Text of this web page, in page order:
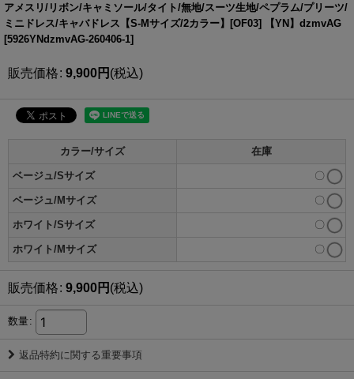
アメスリ/リボン/キャミソール/タイト/無地/スーツ生地/ペプラム/プリーツ/
ミニドレス/キャバドレス【S-Mサイズ/2カラー】[OF03] 【YN】dzmvAG
[5926YNdzmvAG-260406-1]
販売価格: 9,900円 (税込)
カラー/サイズ 在庫
ベージュ/Sサイズ 〇
ベージュ/Mサイズ 〇
ホワイト/Sサイズ 〇
ホワイト/Mサイズ 〇
販売価格: 9,900円 (税込)
数量:
返品特約に関する重要事項